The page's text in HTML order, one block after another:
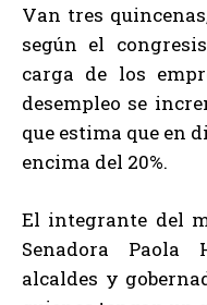
Van tres
según el
carga de los
desempleo se
que estima que en
encima del 20%.
El integrante del
Senadora Paola
alcaldes y